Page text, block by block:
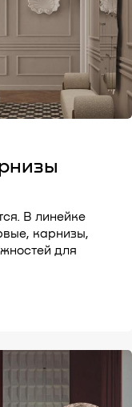
В линейке
карнизы,
для